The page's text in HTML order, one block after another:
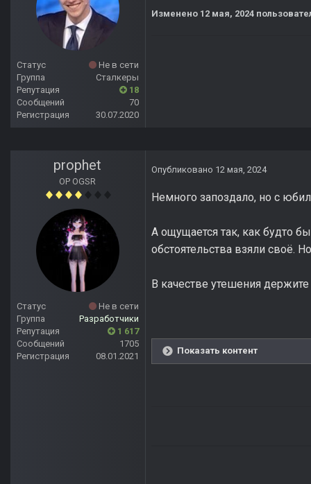
Статус
Не в сети
Группа
Сталкеры
Репутация
18
Сообщений
70
Регистрация
30.07.2020
Изменено 12 мая, 2024
prophet
OP OGSR
Статус
Не в сети
Группа
Разработчики
Репутация
1 617
Сообщений
1705
Регистрация
08.01.2021
Опубликовано 12 мая, 2024
Немного запоздало, но с
А ощущается так, как будто
обстоятельства взяли своё.
В качестве утешения
Показать контент